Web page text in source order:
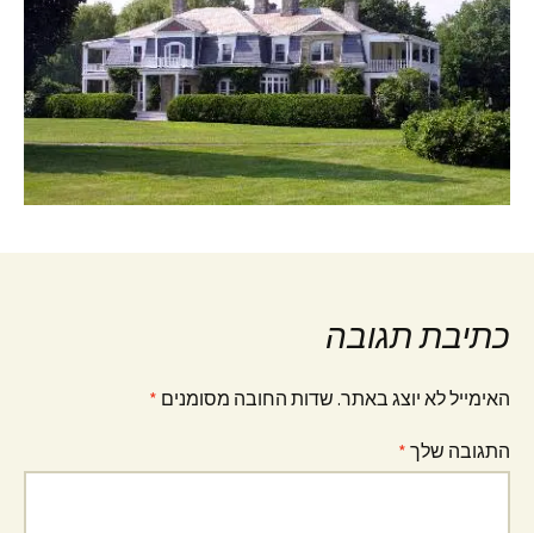
כתיבת תגובה
האימייל לא יוצג באתר. שדות החובה מסומנים *
התגובה שלך *